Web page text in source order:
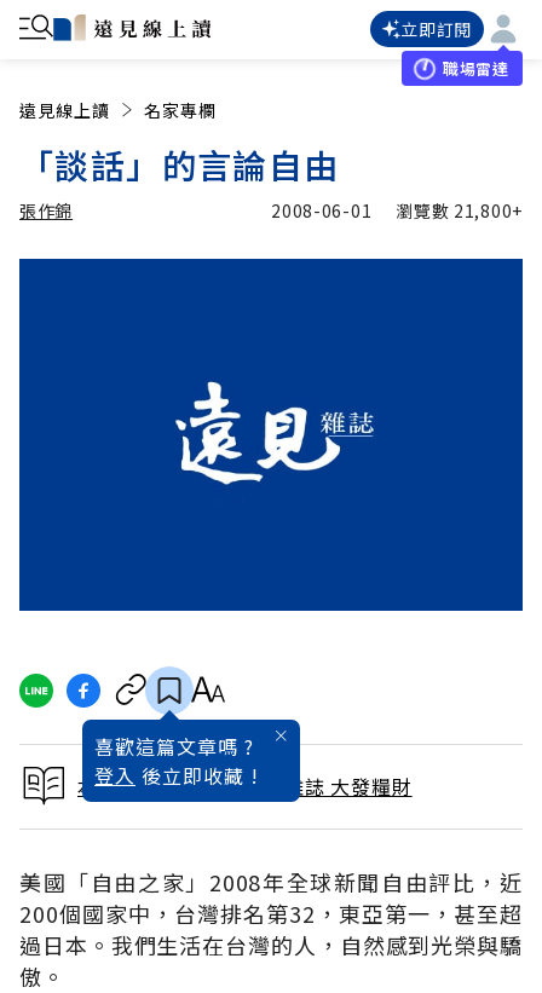
立即訂閱
職場雷達
遠見線上讀 名家專欄
「談話」的言論自由
張作錦 2008-06-01 瀏覽數 21,800+
喜歡這篇文章嗎 ?
登入 後立即收藏 !
本文出自 2008 / 6月號雜誌 大發糧財
美國「自由之家」2008年全球新聞自由評比，近
200個國家中，台灣排名第32，東亞第一，甚至超
過日本。我們生活在台灣的人，自然感到光榮與驕
傲。